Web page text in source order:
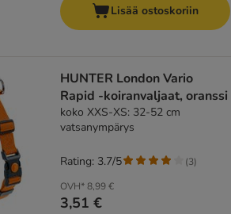
Lisää ostoskoriin
HUNTER London Vario
Rapid -koiranvaljaat, oranssi
koko XXS-XS: 32-52 cm
vatsanympärys
OVH*8,99 €
3,51 €
Rating: 3.7/5 (3)